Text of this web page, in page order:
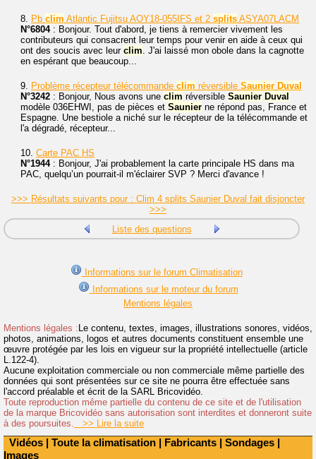
Vidéos | Toute la climatisation | Fabricants | Sondages |
Images
8. Pb clim Atlantic Fujitsu AOY18-055IFS et 2 splits ASYA07LACM
N°6804: Bonjour. Tout d'abord, je tiens à remercier vivement les
contributeurs qui consacrent leur temps pour venir en aide à ceux qui
ont des soucis avec leur clim . J'ai laissé mon obole dans la cagnotte
en espérant que beaucoup...
9. Problème récepteur télécommande clim réversible Saunier Duval
N°3242 : Bonjour, Nous avons une clim réversible Saunier Duval
modèle 036EHWI, pas de pièces et Saunier ne répond pas, France et
Espagne. Une bestiole a niché sur le récepteur de la télécommande et
l'a dégradé, récepteur...
10. Carte PAC HS
N°1944: Bonjour, J'ai probablement la carte principale HS dans ma
PAC, quelqu’un pourrait-il m'éclairer SVP ? Merci d'avance !
>>> Résultats suivants pour : Clim 4 splits Saunier Duval fait disjoncter
>>>
Liste des questions
Informations sur le forum Climatisation
Informations sur le moteur du forum
Mentions légales
Mentions légales :Le contenu, textes, images, illustrations sonores, vidéos,
photos, animations, logos et autres documents constituent ensemble une
œuvre protégée par les lois en vigueur sur la propriété intellectuelle (article
L.122-4).
Aucune exploitation commerciale ou non commerciale même partielle des
données qui sont présentées sur ce site ne pourra être effectuée sans
l'accord préalable et écrit de la SARL Bricovidéo.
Toute reproduction même partielle du contenu de ce site et de l'utilisation
de la marque Bricovidéo sans autorisation sont interdites et donneront suite
à des poursuites.
>> Lire la suite